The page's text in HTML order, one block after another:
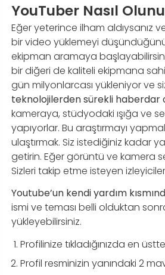
YouTuber Nasıl
Eğer yeterince ilham aldıysanız
bir video yüklemeyi
ekipman aramaya
bir diğeri de kaliteli ekipmana
gün milyonlarcası yükleniyor ve
teknolojilerden sürekli haberdar
kameraya, stüdyodaki ışığa ve
yapıyorlar. Bu araştırmayı
ulaştırmak. Siz istediğiniz kadar
getirin. Eğer görüntü ve kamera
Sizleri takip etme isteyen
Youtube’un kendi yardım
ismi ve teması belli olduktan
yükleyebilirsiniz.
Profilinize tıkladığınızda en
Profil resminizin yanındaki 2